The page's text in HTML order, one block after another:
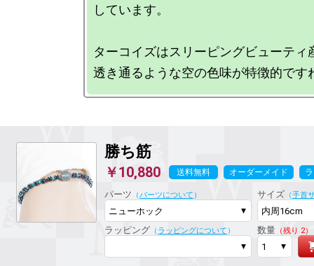
しています。
ターコイズはスリーピングビューティ
勝ち筋
￥10,880 送料無料 オーダーメイド
パーツ （ パーツについて ） サイズ （手首
ラッピング （ ラッピングについて ） 数量（残り 2）